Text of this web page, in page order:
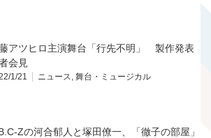
アツヒロ主演舞台「行先不明」 製作発表
会見
1/21 ニュース, 舞台・ミュージカル
Zの河合郁人と塚田僚一、「徹子の部屋」